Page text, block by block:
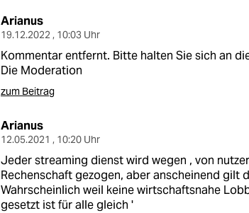
shop
fragen & hilfe
unterstützen
abo
genossenschaft
epaper login
Arianus
19.12.2022 , 10:03 Uhr
Kommentar entfernt. Bitte halten Sie sich an
Die Moderation
zum Beitrag
Arianus
12.05.2021 , 10:20 Uhr
Jeder streaming dienst wird wegen , von
Rechenschaft gezogen, aber anscheinend gilt
Wahrscheinlich weil keine wirtschaftsnahe
gesetzt ist für alle gleich '